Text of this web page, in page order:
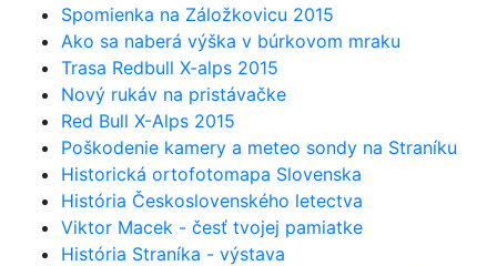
Spomienka na Záložkovicu 2015
Ako sa naberá výška v búrkovom mraku
Trasa Redbull X-alps 2015
Nový rukáv na pristávačke
Red Bull X-Alps 2015
Poškodenie kamery a meteo sondy na Straníku
Historická ortofotomapa Slovenska
História Československého letectva
Viktor Macek - česť tvojej pamiatke
História Straníka - výstava